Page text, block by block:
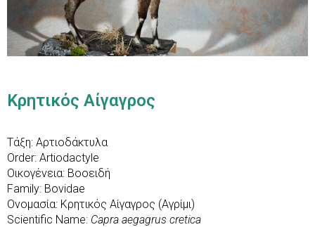
Κρητικός Αίγαγρος
Τάξη: Αρτιοδάκτυλα
Order: Artiodactyle
Οικογένεια: Βοοειδή
Family: Bovidae
Ονομασία: Κρητικός Αίγαγρος (Αγρίμι)
Scientific Name: Capra aegagrus cretica